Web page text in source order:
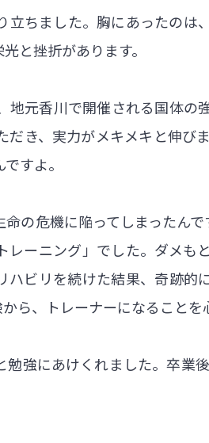
ちました。胸にあったのは
と挫折があります。
元香川で開催される国体の
き、実力がメキメキと伸び
すよ。
の危機に陥ってしまったん
ーニング」でした。ダメも
ビリを続けた結果、奇跡的
ら、トレーナーになること
勉強にあけくれました。卒業